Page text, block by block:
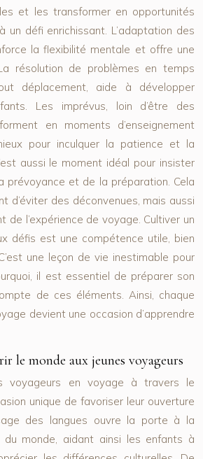
et les transformer en opportunités
un défi enrichissant. L’adaptation des
la flexibilité mentale et offre une
résolution de problèmes en temps
déplacement, aide à développer
Les imprévus, loin d’être des
en moments d’enseignement
pour inculquer la patience et la
aussi le moment idéal pour insister
prévoyance et de la préparation. Cela
d’éviter des déconvenues, mais aussi
de l’expérience de voyage. Cultiver un
défis est une compétence utile, bien
une leçon de vie inestimable pour
il est essentiel de préparer son
de ces éléments. Ainsi, chaque
devient une occasion d’apprendre
le monde aux jeunes voyageurs
voyageurs en voyage à travers le
unique de favoriser leur ouverture
des langues ouvre la porte à la
du monde, aidant ainsi les enfants à